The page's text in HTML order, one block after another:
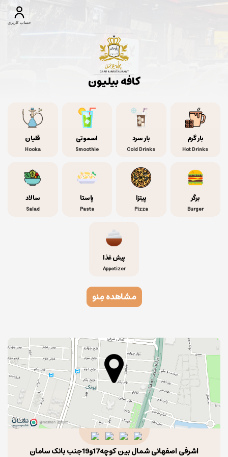
حساب کاربری
کافه بیلیون
بار گرم
Hot Drinks
بار سرد
Cold Drinks
اسموتی
Smoothie
قلیان
Hooka
برگر
Burger
پیتزا
Pizza
پاستا
Pasta
سالاد
Salad
پیش غذا
Appetizer
مشاهده مِنو
اشرفی اصفهانی شمال بین کوچه17و19جنب بانک سامان